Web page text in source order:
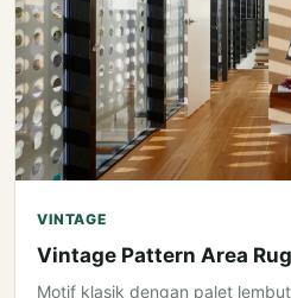
VINTAGE
Vintage Pattern Area Rug
Motif klasik dengan palet